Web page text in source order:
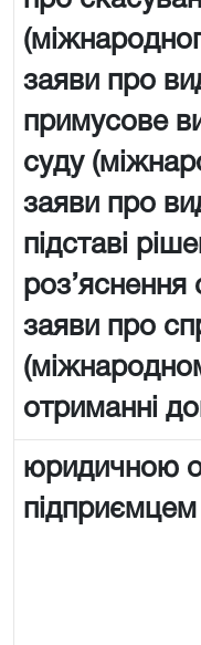
заяви про
примусове
суду
заяви про
підставі
роз’яснення
заяви про
отриманні
юридичною
підприємцем